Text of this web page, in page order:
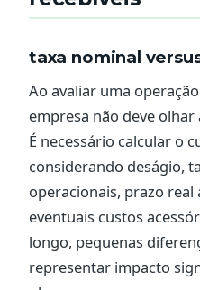
taxa nominal
Ao avaliar uma
empresa não deve
É necessário calcular o
considerando deságio,
operacionais, prazo real
eventuais custos
longo, pequenas
representar impacto